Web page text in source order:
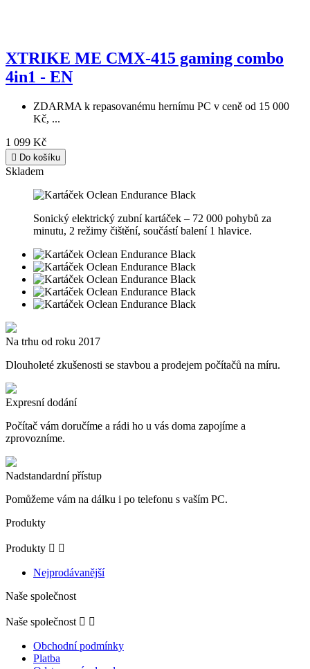
XTRIKE ME CMX-415 gaming combo
4in1 - EN
ZDARMA k repasovanému hernímu PC v ceně od 15 000
Kč, ...
1 099 Kč
 Do košíku
Skladem
Sonický elektrický zubní kartáček – 72 000 pohybů za
minutu, 2 režimy čištění, součástí balení 1 hlavice.
Na trhu od roku 2017
Dlouholeté zkušenosti se stavbou a prodejem počítačů na míru.
Expresní dodání
Počítač vám doručíme a rádi ho u vás doma zapojíme a
zprovozníme.
Nadstandardní přístup
Pomůžeme vám na dálku i po telefonu s vaším PC.
Produkty
Produkty  
Nejprodávanější
Naše společnost
Naše společnost  
Obchodní podmínky
Platba